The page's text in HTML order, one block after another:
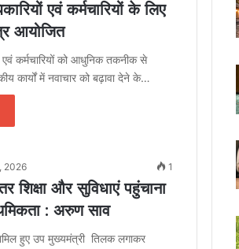
एवं कर्मचारियों के लिए
आयोजित
कर्मचारियों को आधुनिक तकनीक से
कार्यों में नवाचार को बढ़ावा देने के…
2026 1
शिक्षा और सुविधाएं पहुंचाना
: अरुण साव
हुए उप मुख्यमंत्री तिलक लगाकर